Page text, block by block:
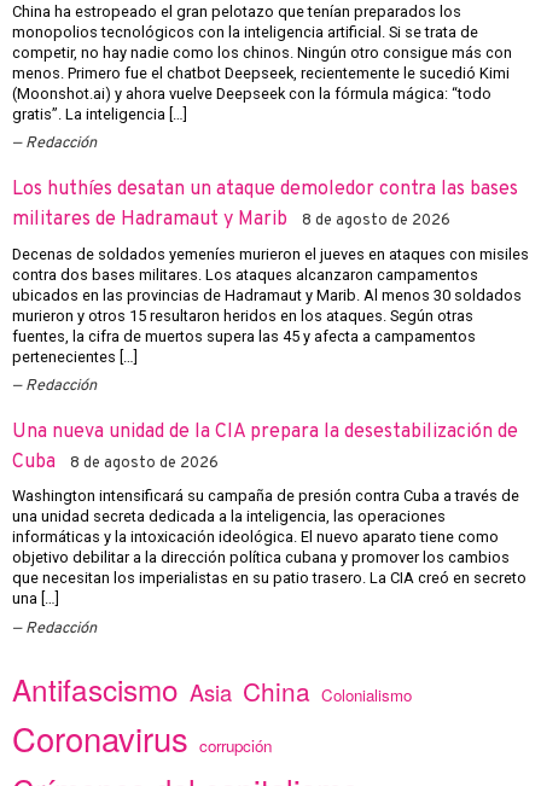
China ha estropeado el gran pelotazo que tenían preparados los
monopolios tecnológicos con la inteligencia artificial. Si se trata de
competir, no hay nadie como los chinos. Ningún otro consigue más con
menos. Primero fue el chatbot Deepseek, recientemente le sucedió Kimi
(Moonshot.ai) y ahora vuelve Deepseek con la fórmula mágica: “todo
gratis”. La inteligencia […]
Redacción
Los huthíes desatan un ataque demoledor contra las bases
militares de Hadramaut y Marib
8 de agosto de 2026
Decenas de soldados yemeníes murieron el jueves en ataques con misiles
contra dos bases militares. Los ataques alcanzaron campamentos
ubicados en las provincias de Hadramaut y Marib. Al menos 30 soldados
murieron y otros 15 resultaron heridos en los ataques. Según otras
fuentes, la cifra de muertos supera las 45 y afecta a campamentos
pertenecientes […]
Redacción
Una nueva unidad de la CIA prepara la desestabilización de
Cuba
8 de agosto de 2026
Washington intensificará su campaña de presión contra Cuba a través de
una unidad secreta dedicada a la inteligencia, las operaciones
informáticas y la intoxicación ideológica. El nuevo aparato tiene como
objetivo debilitar a la dirección política cubana y promover los cambios
que necesitan los imperialistas en su patio trasero. La CIA creó en secreto
una […]
Redacción
Antifascismo Asia China Colonialismo
Coronavirus corrupción